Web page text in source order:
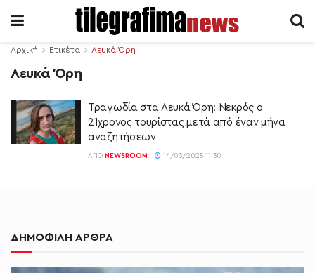
Αρχική Ετικέτα Λευκά Όρη
Λευκά Όρη
Τραγωδία στα Λευκά Όρη: Νεκρός ο
21χρονος τουρίστας μετά από έναν μήνα
αναζητήσεων
ΑΠΌ NEWSROOM 14/03/2025 11:30
ΔΗΜΟΦΙΛΗ ΑΡΘΡΑ